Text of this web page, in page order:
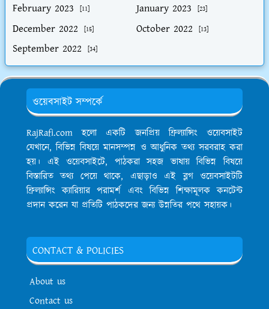
February 2023 [11] January 2023 [23]
December 2022 [15] October 2022 [13]
September 2022 [34]
ওয়েবসাইট সম্পর্কে
RajRafi.com হলো একটি জনপ্রিয় ফ্রিল্যান্সিং ওয়েবসাইট
যেখানে, বিভিন্ন বিষয়ে মানসম্পন্ন ও আধুনিক তথ্য সরবরাহ করা
হয়। এই ওয়েবসাইটে, পাঠকরা সহজ ভাষায় বিভিন্ন বিষয়ে
বিস্তারিত তথ্য পেয়ে থাকে, এছাড়াও এই ব্লগ ওয়েবসাইটটি
ফ্রিল্যান্সিং ক্যারিয়ার পরামর্শ এবং বিভিন্ন শিক্ষামূলক কনটেন্ট
প্রদান করেন যা প্রতিটি পাঠকদের জন্য উন্নতির পথে সহায়ক।
CONTACT & POLICIES
About us
Contact us